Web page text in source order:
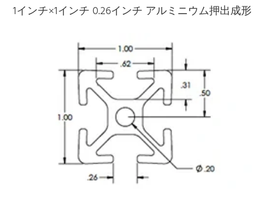
1インチ×1インチ 0.26インチ アルミニウム押出成形